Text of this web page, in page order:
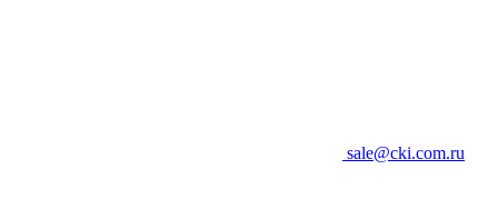
sale@cki.com.ru